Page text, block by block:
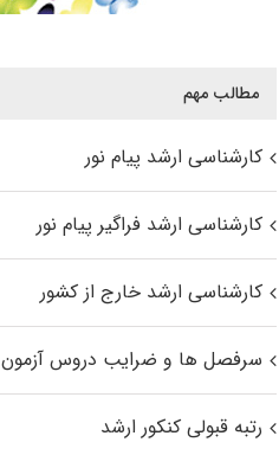
مطالب مهم
کارشناسی ارشد پیام نور
کارشناسی ارشد فراگیر پیام نور
کارشناسی ارشد خارج از کشور
سرفصل ها و ضرایب دروس آزمون
رتبه قبولی کنکور ارشد